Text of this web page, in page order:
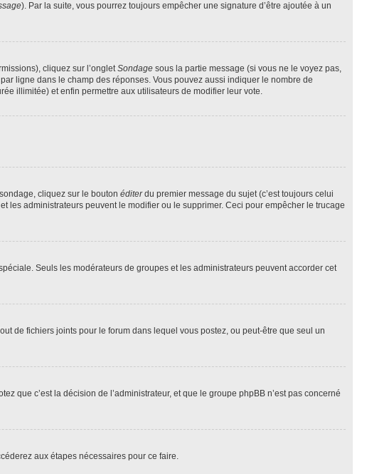
). Par la suite, vous pourrez toujours empêcher une signature d’être ajoutée à un
cliquez sur l’ongletSondage sous la partie message (si vous ne le voyez pas,
ligne dans le champ des réponses. Vous pouvez aussi indiquer le nombre de
illimitée) et enfin permettre aux utilisateurs de modifier leur vote.
cliquez sur le bouton éditerdu premier message du sujet (c’est toujours celui
les administrateurs peuvent le modifier ou le supprimer. Ceci pour empêcher le trucage
Seuls les modérateurs de groupes et les administrateurs peuvent accorder cet
de fichiers joints pour le forum dans lequel vous postez, ou peut-être que seul un
que c’est la décision de l’administrateur, et que le groupe phpBB n’est pas concerné
aux étapes nécessaires pour ce faire.